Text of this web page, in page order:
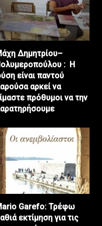
Δημητρίου–
: Η
είναι παντού
αρκεί να
πρόθυμοι να την
Garefo: Τρέφω
εκτίμηση για τις